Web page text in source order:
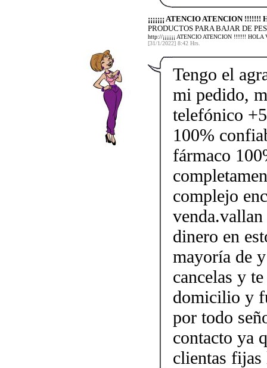
¡¡¡¡¡¡¡ ATENCIO ATENCION
PRODUCTOS PARA BAJAR DE
http://¡¡¡¡¡¡¡ ATENCIO ATENCION !!!!!!!
[31/1/2022] 8:42 Hrs.
Tengo el
mi pedido,
telefónico
100%
fármaco
complejo
dinero en
mayoría de
cancelas y
domicilio y
por todo
contacto ya
clientas